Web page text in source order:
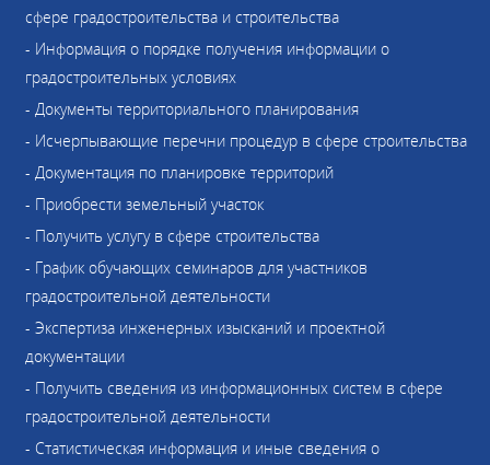
сфере градостроительства и строительства
- Информация о порядке получения информации о
градостроительных условиях
- Документы территориального планирования
- Исчерпывающие перечни процедур в сфере строительства
- Документация по планировке территорий
- Приобрести земельный участок
- Получить услугу в сфере строительства
- График обучающих семинаров для участников
градостроительной деятельности
- Экспертиза инженерных изысканий и проектной
документации
- Получить сведения из информационных систем в сфере
градостроительной деятельности
- Статистическая информация и иные сведения о